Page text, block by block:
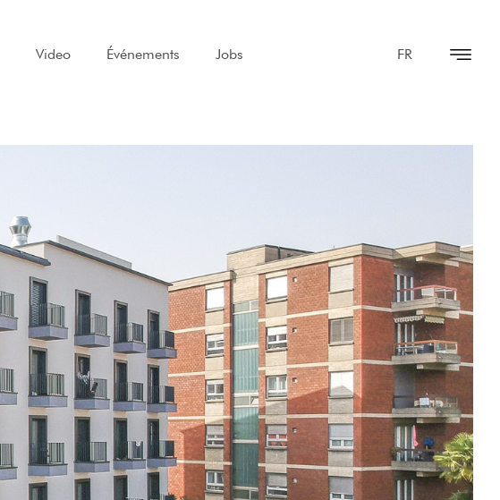
Video Événements Jobs FR